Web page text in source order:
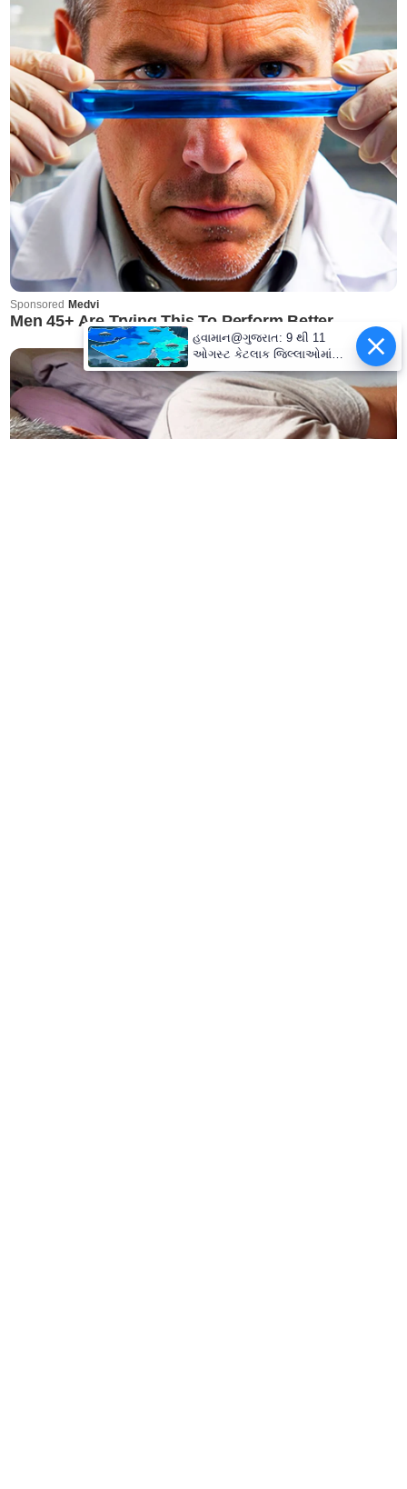
હવામાન@ગુજરાત: 9 થી 11
ઓગસ્ટ કેટલાક જિલ્લાઓમાં
ગાજવીજ સાથે વરસાદની આગાહી